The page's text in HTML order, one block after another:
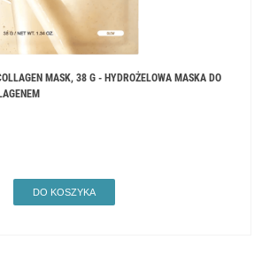
MASK, 38 G - HYDROŻELOWA MASKA DO
DO KOSZYKA